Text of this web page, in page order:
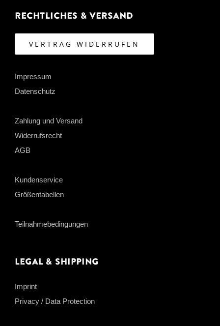
Rechtliches & Versand
VERTRAG WIDERRUFEN
Impressum
Datenschutz
Zahlung und Versand
Widerrufsrecht
AGB
Kundenservice
Größentabellen
Teilnahmebedingungen
Legal & Shipping
Imprint
Privacy / Data Protection